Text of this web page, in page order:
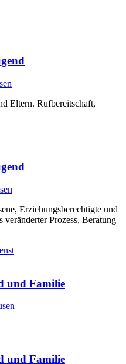
Eltern. Rufbereitschaft,
Erziehungsberechtigte und
veränderter Prozess, Beratung
und Familie
und Familie